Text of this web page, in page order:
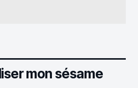
mon sésame